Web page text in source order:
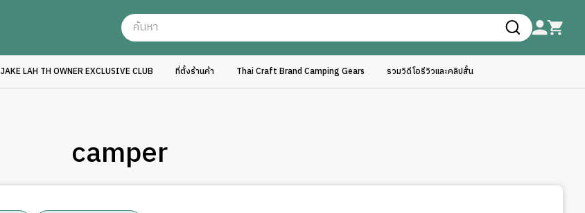
JAKE LAH TH OWNER EXCLUSIVE CLUB ที่ตั้งร้านค้า Thai Craft Brand Camping Gears รวมวิดีโอรีวิวและคลิปสั้น
camper